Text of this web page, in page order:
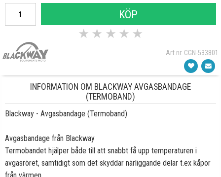
KÖP
★ ★ ★ ★ ★
Art.nr. CGN-533801
INFORMATION OM BLACKWAY AVGASBANDAGE
(TERMOBAND)
Blackway - Avgasbandage (Termoband)
Avgasbandage från Blackway
Termobandet hjälper både till att snabbt få upp temperaturen i
avgasröret, samtidigt som det skyddar närliggande delar t.ex kåpor